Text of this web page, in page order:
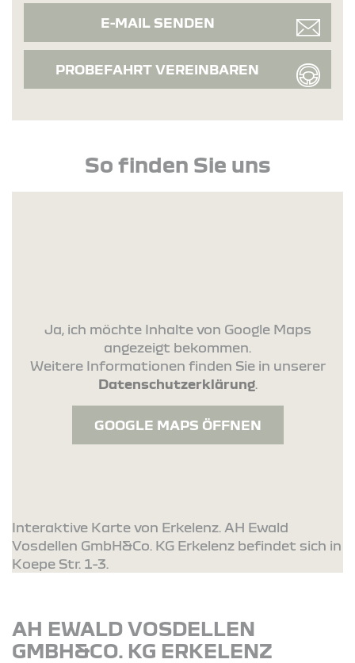
E-MAIL SENDEN
PROBEFAHRT VEREINBAREN
So finden Sie uns
Ja, ich möchte Inhalte von Google Maps
angezeigt bekommen.
Weitere Informationen finden Sie in unserer
Datenschutzerklärung.
GOOGLE MAPS ÖFFNEN
Interaktive Karte von Erkelenz. AH Ewald
Vosdellen GmbH&Co. KG Erkelenz befindet sich in
Koepe Str. 1-3.
AH EWALD VOSDELLEN
GMBH&CO. KG ERKELENZ